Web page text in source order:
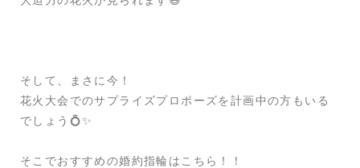
そして、まさに今！
花火大会でのサプライズプロポーズを計画中の方もいる
でしょう💍✨
そこでおすすめの婚約指輪はこちら！！